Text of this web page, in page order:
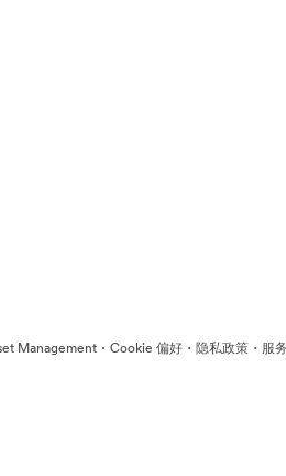
Management · Cookie 偏好 · 隐私政策 · 服